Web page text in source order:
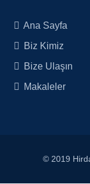
Ana Sayfa
Biz Kimiz
Bize Ulaşın
Makaleler
© 2019